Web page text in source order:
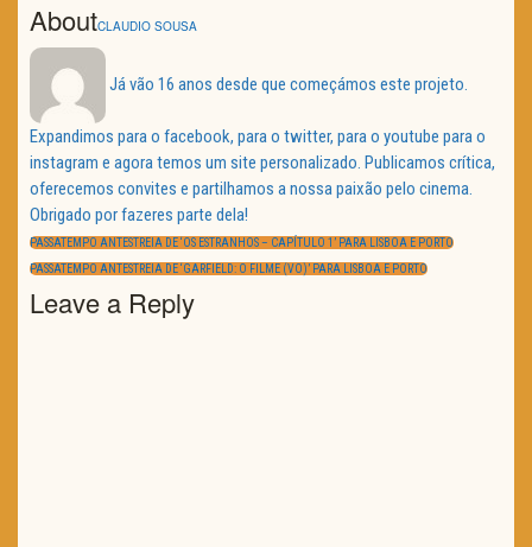
AboutCLAUDIO SOUSA
Já vão 16 anos desde que começámos este projeto.
Expandimos para o facebook, para o twitter, para o youtube para o
instagram e agora temos um site personalizado. Publicamos crítica,
oferecemos convites e partilhamos a nossa paixão pelo cinema.
Obrigado por fazeres parte dela!
Navegação
de
artigos
PREVIOUS
PASSATEMPO ANTESTREIA DE ‘OS ESTRANHOS – CAPÍTULO 1’ PARA LISBOA E PORTO
NEXT
PASSATEMPO ANTESTREIA DE ‘GARFIELD: O FILME (VO)’ PARA LISBOA E PORTO
Leave a Reply